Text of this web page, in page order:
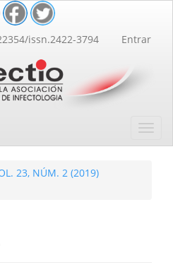
issn.2422-3794 Entrar
23, NÚM. 2 (2019)